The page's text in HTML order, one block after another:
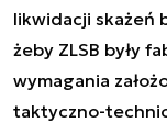
likwidacji skażeń
żeby ZLSB były
wymagania
taktyczno-